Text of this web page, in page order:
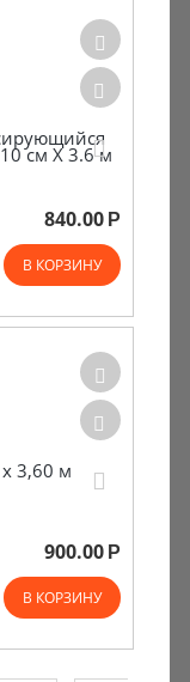
см Х 3.6 м
840.00 Р
В КОРЗИНУ
3,60 м
900.00 Р
В КОРЗИНУ